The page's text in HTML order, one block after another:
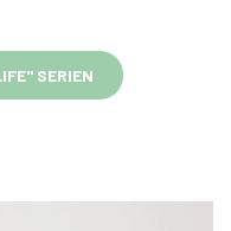
SERIEN